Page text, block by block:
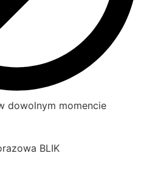
dowolnym momencie
BLIK